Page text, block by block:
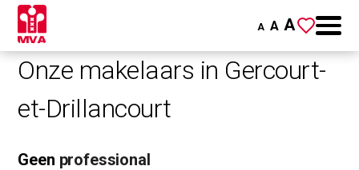
A A A
Onze makelaars in Gercourt-
et-Drillancourt
Geen professional